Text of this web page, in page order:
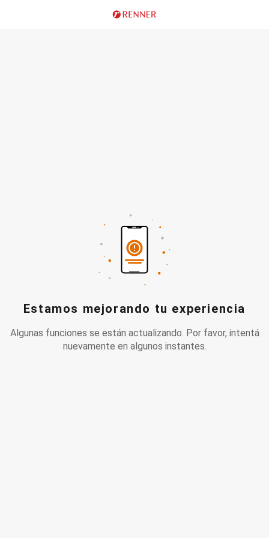
Estamos mejorando tu experiencia
Algunas funciones se están actualizando. Por favor, intentá
nuevamente en algunos instantes.